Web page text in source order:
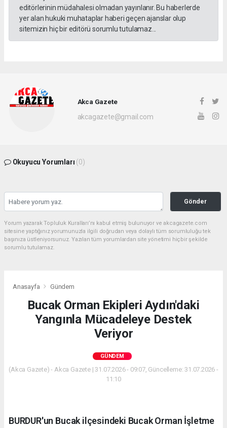
editörlerinin müdahalesi olmadan yayınlanır. Bu haberlerde
yer alan hukuki muhataplar haberi geçen ajanslar olup
sitemizin hiç bir editörü sorumlu tutulamaz...
Akca Gazete
akcagazete@gmail.com
Okuyucu Yorumları (0)
Gönder
Yorum yazarak Topluluk Kuralları’nı kabul etmiş bulunuyor ve akcagazete.com
sitesine yaptığınız yorumunuzla ilgili doğrudan veya dolaylı tüm sorumluluğu tek
başınıza üstleniyorsunuz. Yazılan tüm yorumlardan site yönetimi hiçbir şekilde
sorumlu tutulamaz.
Anasayfa Gündem
Bucak Orman Ekipleri Aydın'daki
Yangınla Mücadeleye Destek
Veriyor
GÜNDEM
(Akca Gazete) - Akca Gazete | 31.07.2026 - 09:07, Güncelleme: 31.07.2026 -
11:10
BURDUR'un Bucak ilçesindeki Bucak Orman İşletme